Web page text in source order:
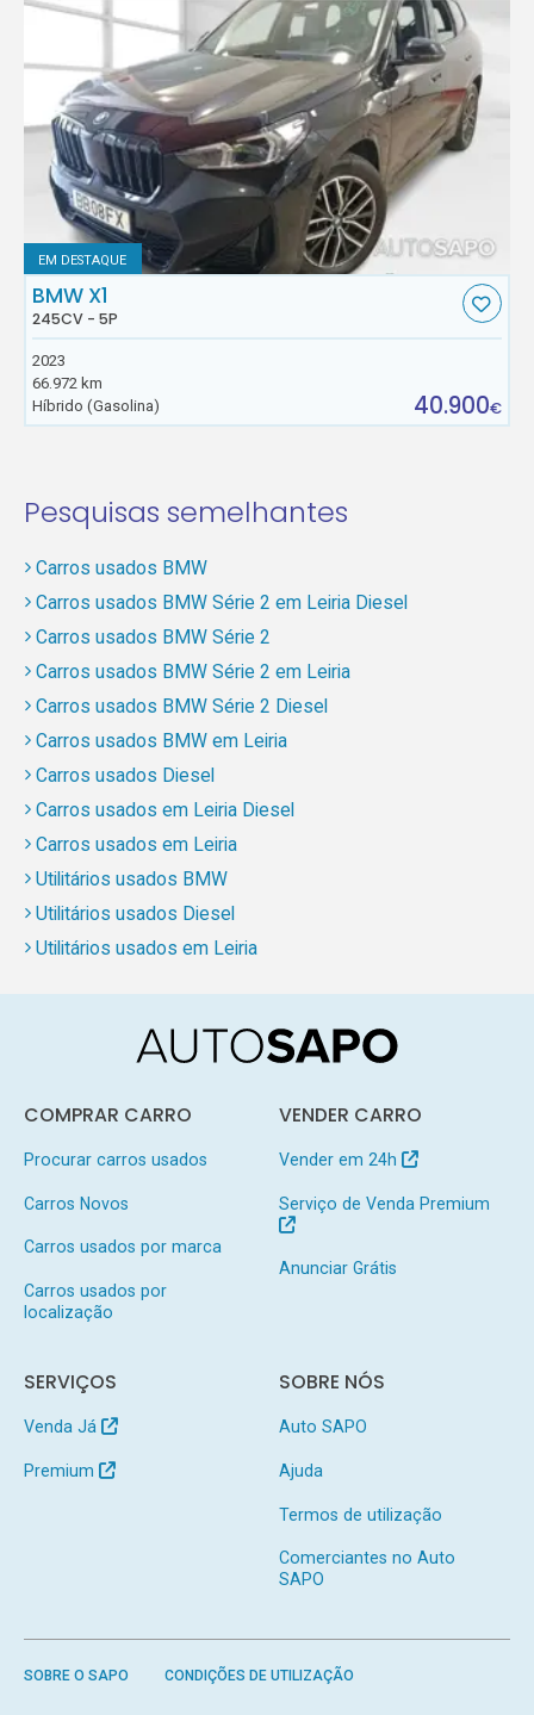
EM DESTAQUE
BMW X1
245CV - 5P
2023
66.972 km
Híbrido (Gasolina)
40.900€
Pesquisas semelhantes
Carros usados BMW
Carros usados BMW Série 2 em Leiria Diesel
Carros usados BMW Série 2
Carros usados BMW Série 2 em Leiria
Carros usados BMW Série 2 Diesel
Carros usados BMW em Leiria
Carros usados Diesel
Carros usados em Leiria Diesel
Carros usados em Leiria
Utilitários usados BMW
Utilitários usados Diesel
Utilitários usados em Leiria
COMPRAR CARRO
Procurar carros usados
Carros Novos
Carros usados por marca
Carros usados por
localização
VENDER CARRO
Vender em 24h
Serviço de Venda Premium
Anunciar Grátis
SERVIÇOS
Venda Já
Premium
SOBRE NÓS
Auto SAPO
Ajuda
Termos de utilização
Comerciantes no Auto
SAPO
SOBRE O SAPO CONDIÇÕES DE UTILIZAÇÃO